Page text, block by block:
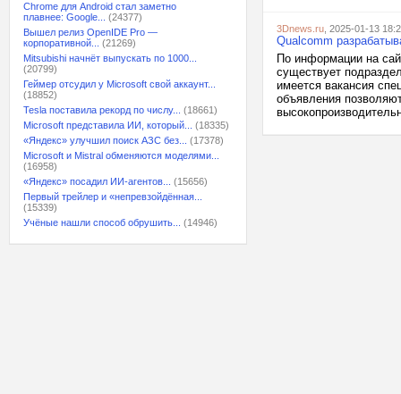
Chrome для Android стал заметно
плавнее: Google...
(24377)
Вышел релиз OpenIDE Pro —
корпоративной...
(21269)
Mitsubishi начнёт выпускать по 1000...
(20799)
Геймер отсудил у Microsoft свой аккаунт...
(18852)
Tesla поставила рекорд по числу...
(18661)
Microsoft представила ИИ, который...
(18335)
«Яндекс» улучшил поиск АЗС без...
(17378)
Microsoft и Mistral обменяются моделями...
(16958)
«Яндекс» посадил ИИ-агентов...
(15656)
Первый трейлер и «непревзойдённая...
(15339)
Учёные нашли способ обрушить...
(14946)
3Dnews.ru , 2025-01-13
Qualcomm
По информации на
существует
имеется вакансия
объявления